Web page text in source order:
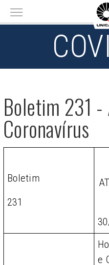
Main menu
Boletim 231
Coronavírus
Boletim
231
e